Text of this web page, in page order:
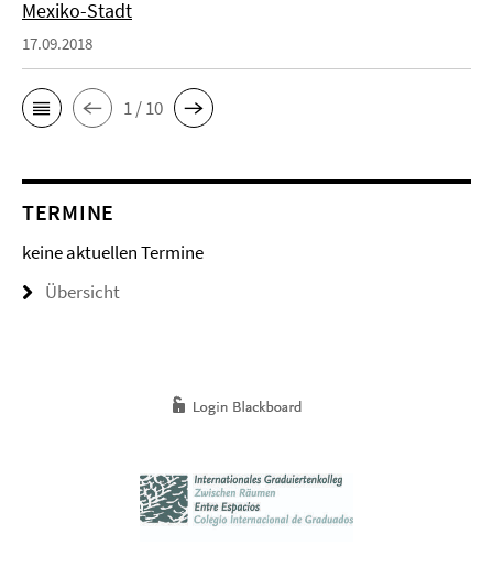
Mexiko-Stadt
17.09.2018
1 / 10
TERMINE
keine aktuellen Termine
Übersicht